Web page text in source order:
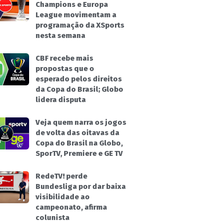
Champions e Europa
League movimentam a
programação da XSports
nesta semana
CBF recebe mais
propostas que o
esperado pelos direitos
da Copa do Brasil; Globo
lidera disputa
Veja quem narra os jogos
de volta das oitavas da
Copa do Brasil na Globo,
SporTV, Premiere e GE TV
RedeTV! perde
Bundesliga por dar baixa
visibilidade ao
campeonato, afirma
colunista